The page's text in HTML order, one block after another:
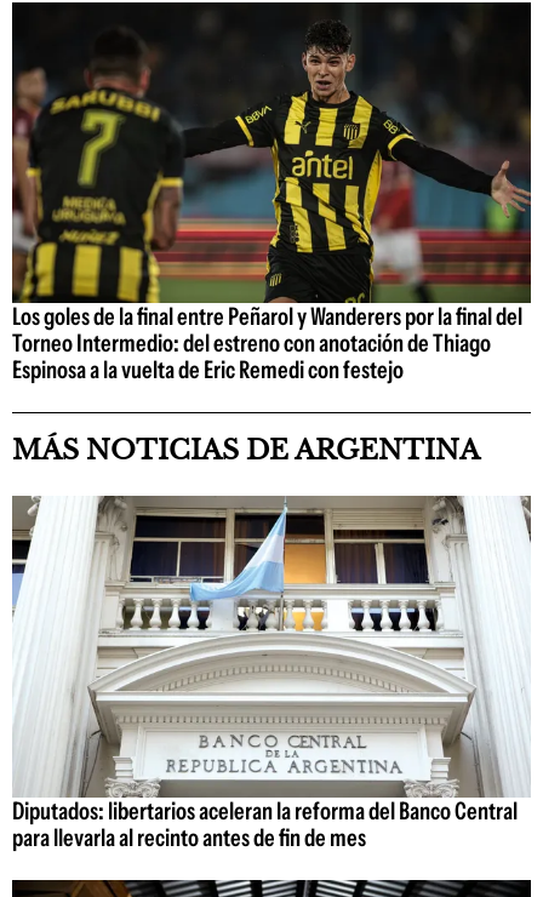
Los goles de la final entre Peñarol y Wanderers por la final del
Torneo Intermedio: del estreno con anotación de Thiago
Espinosa a la vuelta de Eric Remedi con festejo
MÁS NOTICIAS DE ARGENTINA
Diputados: libertarios aceleran la reforma del Banco Central
para llevarla al recinto antes de fin de mes